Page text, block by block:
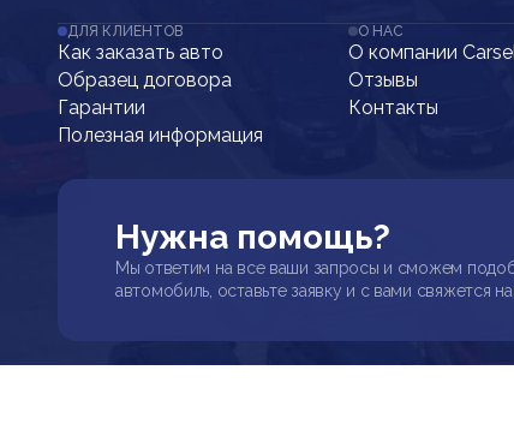
ДЛЯ КЛИЕНТОВ
Как заказать авто
Образец договора
Гарантии
Полезная информация
О НАС
О компании
Отзывы
Контакты
Нужна помощь?
Мы ответим на все ваши запросы и сможем
автомобиль, оставьте заявку и с вами свяжется